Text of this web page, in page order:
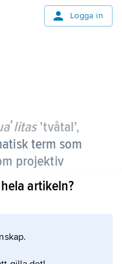
Logga in
’tvåtal’,
term som
projektiv
en ”dualitet”
och linje och
två linjer och
två punkter.
artikeln?